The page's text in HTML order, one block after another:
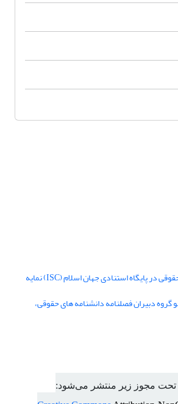
فصلنامه دانشنامه های حقوقی در پایگاه استنادی جهان اسلام (ISC) نمایه
گروه دبیران فصلنامه دانشنامه های حقوقی،
تحت مجوز زیر منتشر می‌شود: